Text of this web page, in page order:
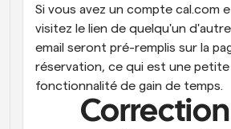
Si vous avez un compte cal.com
visitez le lien de quelqu'un
email seront pré-remplis sur la
réservation, ce qui est une petite
fonctionnalité de gain de temps.